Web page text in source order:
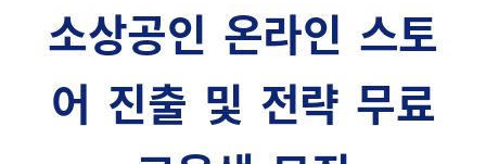
소상공인 온라인 스토
어 진출 및 전략 무료